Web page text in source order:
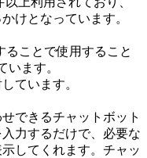
けとなっています。
ことで使用すること
います。
ています。
できるチャットボット
力するだけで、必要な
してくれます。チャッ